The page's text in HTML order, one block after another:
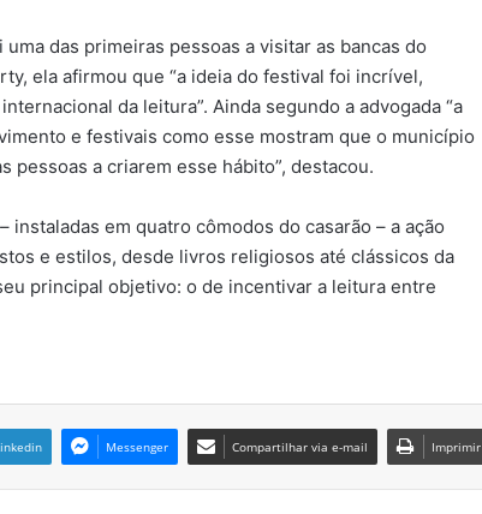
das primeiras pessoas a visitar as bancas do
ela afirmou que “a ideia do festival foi incrível,
da leitura”. Ainda segundo a advogada “a
e festivais como esse mostram que o município
a criarem esse hábito”, destacou.
em quatro cômodos do casarão – a ação
e estilos, desde livros religiosos até clássicos da
principal objetivo: o de incentivar a leitura entre
Messenger Compartilhar via e-mail Imprimir